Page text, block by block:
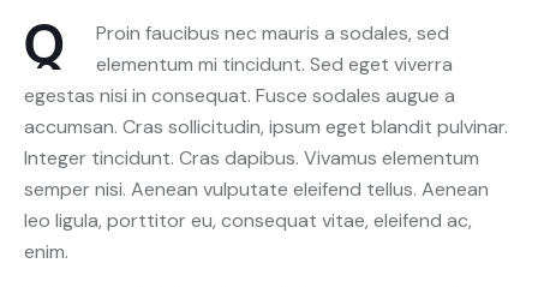
Q
Proin faucibus nec mauris a sodales, sed
elementum mi tincidunt. Sed eget viverra
egestas nisi in consequat. Fusce sodales augue a
accumsan. Cras sollicitudin, ipsum eget blandit pulvinar.
Integer tincidunt. Cras dapibus. Vivamus elementum
semper nisi. Aenean vulputate eleifend tellus. Aenean
leo ligula, porttitor eu, consequat vitae, eleifend ac,
enim.